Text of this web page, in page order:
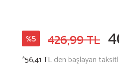
%5 426,99 TL
*56,41 TLden başlayan